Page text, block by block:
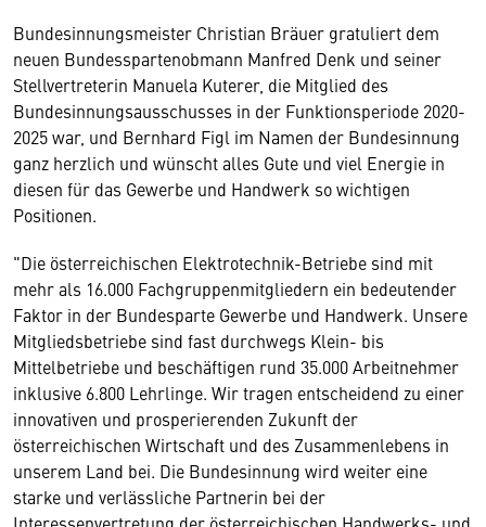
Bundesinnungsmeister Christian Bräuer gratuliert dem
neuen Bundesspartenobmann Manfred Denk und seiner
Stellvertreterin Manuela Kuterer, die Mitglied des
Bundesinnungsausschusses in der Funktionsperiode 2020-
2025 war, und Bernhard Figl im Namen der Bundesinnung
ganz herzlich und wünscht alles Gute und viel Energie in
diesen für das Gewerbe und Handwerk so wichtigen
Positionen.
"Die österreichischen Elektrotechnik-Betriebe sind mit
mehr als 16.000 Fachgruppenmitgliedern ein bedeutender
Faktor in der Bundesparte Gewerbe und Handwerk. Unsere
Mitgliedsbetriebe sind fast durchwegs Klein- bis
Mittelbetriebe und beschäftigen rund 35.000 Arbeitnehmer
inklusive 6.800 Lehrlinge. Wir tragen entscheidend zu einer
innovativen und prosperierenden Zukunft der
österreichischen Wirtschaft und des Zusammenlebens in
unserem Land bei. Die Bundesinnung wird weiter eine
starke und verlässliche Partnerin bei der